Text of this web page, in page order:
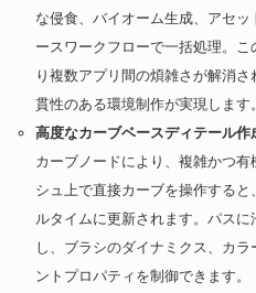
な侵食、バイオーム生成、アセ
ースワークフローで一括処理。
り複数アプリ間の煩雑さが解消
貫性のある環境制作が実現します。
高度なカーブベースディテール作
カーブノードにより、複雑かつ
シュ上で直接カーブを操作する
ルタイムに更新されます。パス
し、ブラシのダイナミクス、カ
ントプロパティを制御できます。